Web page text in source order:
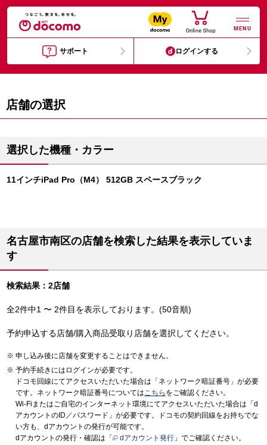
MENU
サポート ログインする
店舗の選択
選択した機種・カラー
11インチiPad Pro（M4） 512GB スペースブラック
名古屋市南区の店舗を検索した結果を表示していま
す
検索結果：2店舗
全2件中1 〜 2件目を表示しております。(50音順)
予約申込する店舗/購入商品受取り店舗を選択してください。
申し込み後に店舗を変更することはできません。
予約手続きにはログインが必要です。
ドコモ回線にてアクセスいただいた場合は「ネットワーク暗証番号」が必要
です。ネットワーク暗証番号についてはこちら をご確認ください。
Wi-Fiまたはご自宅のインターネット環境にてアクセスいただいた場合は「d
アカウントのID／パスワード」が必要です。ドコモの契約回線をお持ちでな
い方も、dアカウントの発行が可能です。
dアカウントの発行・確認は「
dアカウント発行 」でご確認ください。